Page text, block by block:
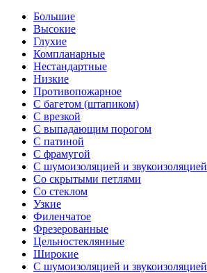
Большие
Высокие
Глухие
Компланарные
Нестандартные
Низкие
Противопожарное
С багетом (штапиком)
С врезкой
С выпадающим порогом
С патиной
С фрамугой
С шумоизоляцией и звукоизоляцией
Со скрытыми петлями
Со стеклом
Узкие
Филенчатое
Фрезерованные
Цельностеклянные
Широкие
С шумоизоляцией и звукоизоляцией